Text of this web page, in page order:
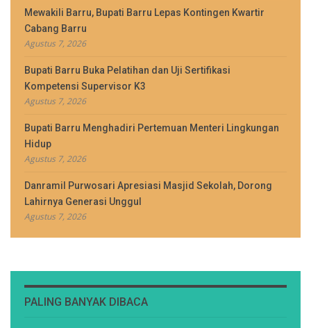
Mewakili Barru, Bupati Barru Lepas Kontingen Kwartir
Cabang Barru
Agustus 7, 2026
Bupati Barru Buka Pelatihan dan Uji Sertifikasi
Kompetensi Supervisor K3
Agustus 7, 2026
Bupati Barru Menghadiri Pertemuan Menteri Lingkungan
Hidup
Agustus 7, 2026
Danramil Purwosari Apresiasi Masjid Sekolah, Dorong
Lahirnya Generasi Unggul
Agustus 7, 2026
PALING BANYAK DIBACA